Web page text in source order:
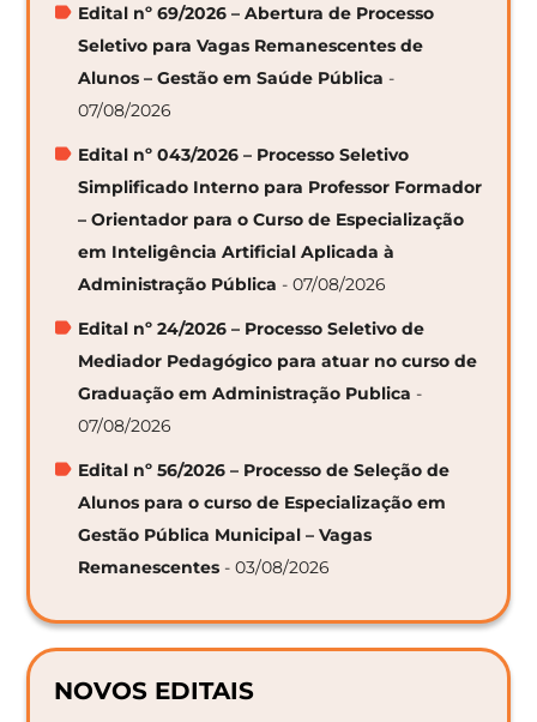
Edital nº 69/2026 – Abertura de Processo
Seletivo para Vagas Remanescentes de
Alunos – Gestão em Saúde Pública -
07/08/2026
Edital nº 043/2026 – Processo Seletivo
Simplificado Interno para Professor Formador
– Orientador para o Curso de Especialização
em Inteligência Artificial Aplicada à
Administração Pública - 07/08/2026
Edital nº 24/2026 – Processo Seletivo de
Mediador Pedagógico para atuar no curso de
Graduação em Administração Publica -
07/08/2026
Edital nº 56/2026 – Processo de Seleção de
Alunos para o curso de Especialização em
Gestão Pública Municipal – Vagas
Remanescentes - 03/08/2026
NOVOS EDITAIS